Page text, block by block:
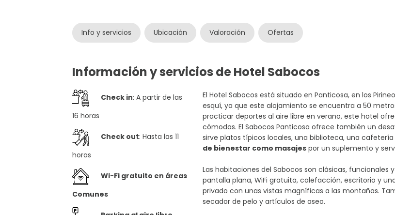
Info y servicios Ubicación Valoración Ofertas
Información y servicios de Hotel Sabocos
Check in: A partir de las
16 horas
Check out: Hasta las 11
horas
Wi-Fi gratuito en áreas
Comunes
El Hotel Sabocos está situado en Panticosa, en los
esquí, ya que este alojamiento se encuentra a 50
practicar deportes al aire libre en verano, este hotel
cómodas. El Sabocos Panticosa ofrece también un
sirve platos típicos locales, una biblioteca, una
de bienestar como masajes por un suplemento y
Las habitaciones del Sabocos son clásicas, funcionales
pantalla plana, WiFi gratuita, calefacción, escritorio y
privado con unas vistas magníficas a las montañas.
secador de pelo y artículos de aseo.